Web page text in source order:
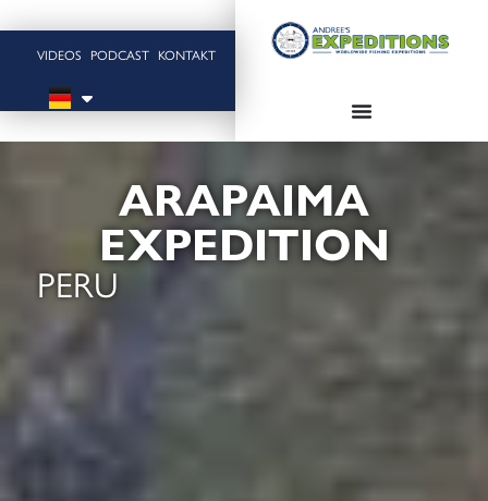
VIDEOS PODCAST KONTAKT
ARAPAIMA
EXPEDITION
PERU